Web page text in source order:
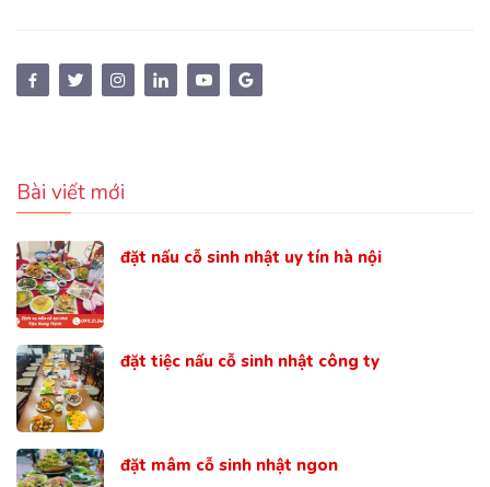
Bài viết mới
đặt nấu cỗ sinh nhật uy tín hà nội
đặt tiệc nấu cỗ sinh nhật công ty
đặt mâm cỗ sinh nhật ngon